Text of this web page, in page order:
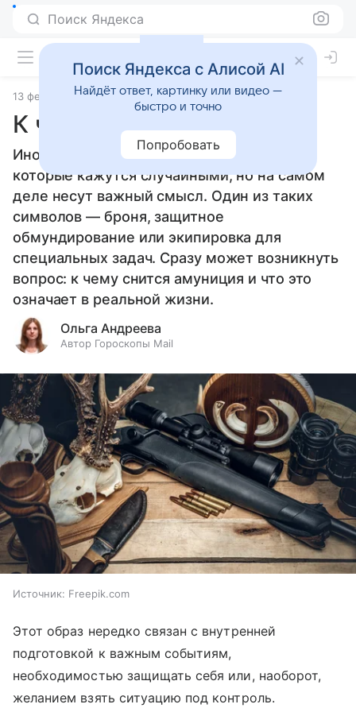
Поиск Яндекса
13 февраля 2025 Сонники
К чему снится амуниция
Иногда в ночных грезах мы видим вещи,
которые кажутся случайными, но на самом
деле несут важный смысл. Один из таких
символов — броня, защитное
обмундирование или экипировка для
специальных задач. Сразу может возникнуть
вопрос: к чему снится амуниция и что это
означает в реальной жизни.
Ольга Андреева
Автор Гороскопы Mail
Источник: Freepik.com
Этот образ нередко связан с внутренней
подготовкой к важным событиям,
необходимостью защищать себя или, наоборот,
желанием взять ситуацию под контроль.
Поиск Яндекса с Алисой AI
Найдёт ответ, картинку или видео —
быстро и точно
Попробовать